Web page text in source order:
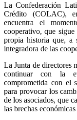
La Confederación
Crédito (COLAC),
encuentra el
cooperativo, que
propia historia que, a
integradora de las
La Junta de directores
continuar con la
comprometida con el
para provocar los
de los asociados, que
las brechas